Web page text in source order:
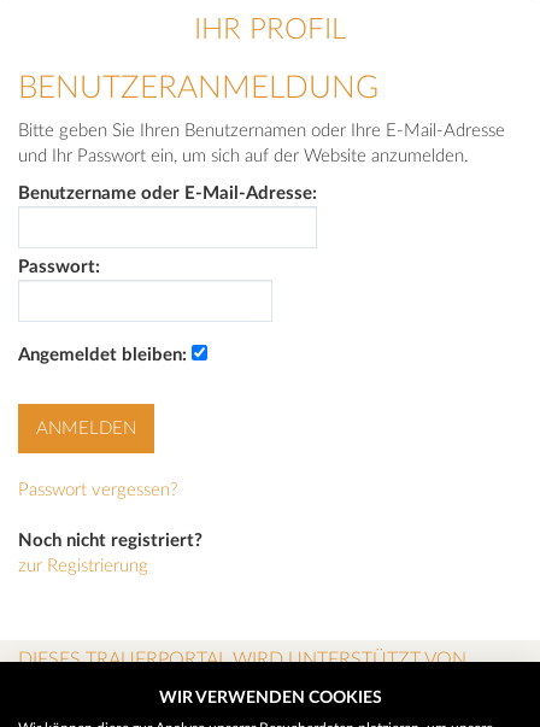
IHR PROFIL
BENUTZERANMELDUNG
Bitte geben Sie Ihren Benutzernamen oder Ihre E-Mail-Adresse
und Ihr Passwort ein, um sich auf der Website anzumelden.
Benutzername oder E-Mail-Adresse:
Passwort:
Angemeldet bleiben:
Passwort vergessen?
Noch nicht registriert?
zur Registrierung
DIESES TRAUERPORTAL WIRD UNTERSTÜTZT VON
WIR VERWENDEN COOKIES